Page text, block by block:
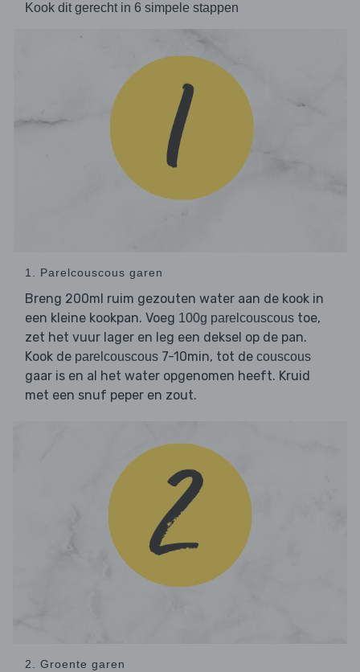
Kook dit gerecht in 6 simpele stappen
1. Parelcouscous garen
Breng 200ml ruim gezouten water aan de kook in
een kleine kookpan. Voeg 100g parelcouscous toe,
zet het vuur lager en leg een deksel op de pan.
Kook de parelcouscous 7-10min, tot de couscous
gaar is en al het water opgenomen heeft. Kruid
met een snuf peper en zout.
2. Groente garen